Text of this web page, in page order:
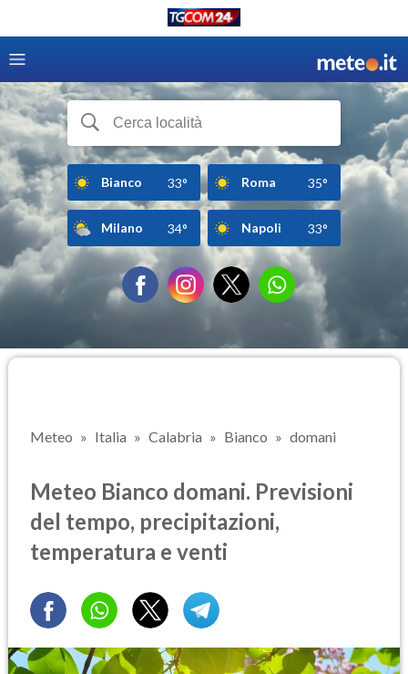
Bianco 33° Roma 35°
Milano 34° Napoli 33°
Meteo Italia Calabria Bianco domani
Meteo Bianco domani. Previsioni
del tempo, precipitazioni,
temperatura e venti